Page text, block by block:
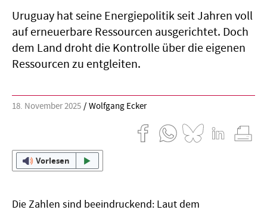
Uruguay hat seine Energiepolitik seit Jahren voll
auf erneuerbare Ressourcen ausgerichtet. Doch
dem Land droht die Kontrolle über die eigenen
Ressourcen zu entgleiten.
18. November 2025 Wolfgang Ecker
Vorlesen
Die Zahlen sind beeindruckend: Laut dem